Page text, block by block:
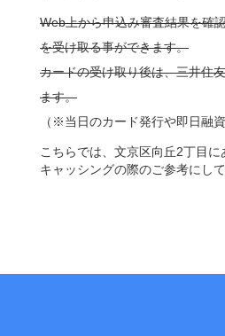
Web上から申込み審査結果を確
を受け取る事ができます。
カードの受け取り後は、三井住
ます。
（※当日のカード発行や即日融
こちらでは、文京区向丘2丁目に
キャッシングの際のご参考にして